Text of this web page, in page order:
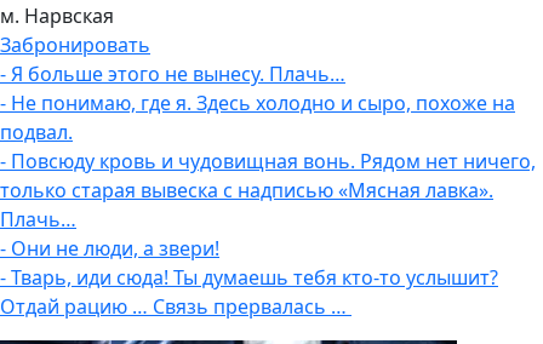
м. Нарвская
Забронировать
- Я больше этого не вынесу. Плачь…
- Не понимаю, где я. Здесь холодно и сыро, похоже на
подвал.
- Повсюду кровь и чудовищная вонь. Рядом нет ничего,
только старая вывеска с надписью «Мясная лавка».
Плачь…
- Они не люди, а звери!
- Тварь, иди сюда! Ты думаешь тебя кто-то услышит?
Отдай рацию … Связь прервалась …